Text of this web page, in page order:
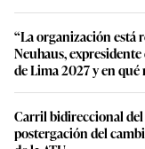
“La organización está
Neuhaus,
de Lima 2027 y en
Carril bidireccional del
postergación del